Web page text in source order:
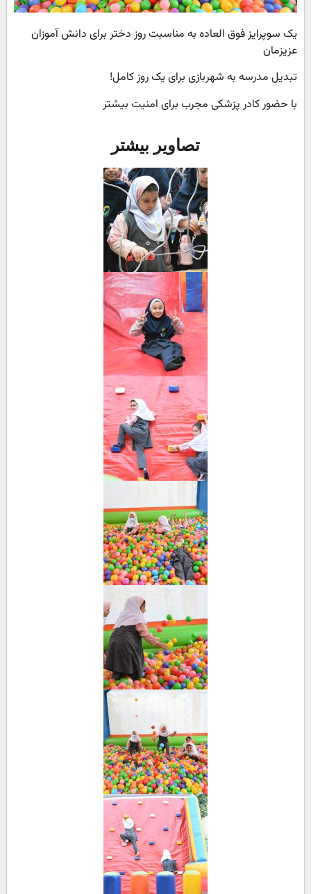
یک سوپرایز فوق العاده به مناسبت روز دختر برای دانش آموزان
عزیزمان
تبدیل مدرسه به شهربازی برای یک روز کامل!
با حضور کادر پزشکی مجرب برای امنیت بیشتر
تصاویر بیشتر